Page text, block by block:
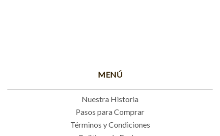
MENÚ
Nuestra Historia
Pasos para Comprar
Términos y Condiciones